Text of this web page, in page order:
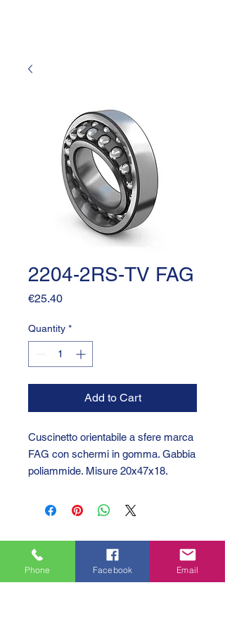
2204-2RS-TV FAG
€25.40Price
Quantity *
Add to Cart
Cuscinetto orientabile a sfere marca
FAG con schermi in gomma. Gabbia
poliammide. Misure 20x47x18.
Phone Facebook Email